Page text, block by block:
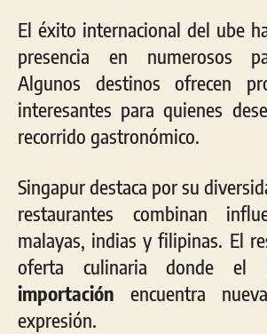
El éxito internacional del ube
presencia en numerosos
Algunos destinos ofrecen
interesantes para quienes
recorrido gastronómico.
Singapur destaca por su
restaurantes combinan
malayas, indias y filipinas. El
oferta culinaria donde el
importación encuentra
expresión.